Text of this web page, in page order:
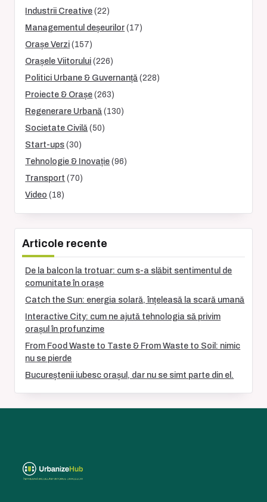
Industrii Creative (22)
Managementul deșeurilor (17)
Orașe Verzi (157)
Orașele Viitorului (226)
Politici Urbane & Guvernanță (228)
Proiecte & Orașe (263)
Regenerare Urbană (130)
Societate Civilă (50)
Start-ups (30)
Tehnologie & Inovație (96)
Transport (70)
Video (18)
Articole recente
De la balcon la trotuar: cum s-a slăbit sentimentul de
comunitate în orașe
Catch the Sun: energia solară, înțeleasă la scară umană
Interactive City: cum ne ajută tehnologia să privim
orașul în profunzime
From Food Waste to Taste & From Waste to Soil: nimic
nu se pierde
Bucureștenii iubesc orașul, dar nu se simt parte din el.